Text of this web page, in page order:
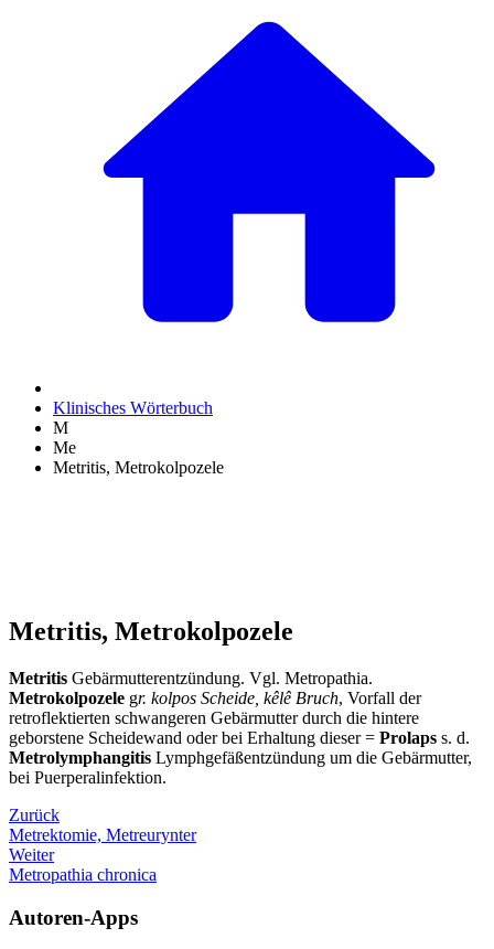
Klinisches Wörterbuch
M
Me
Metritis, Metrokolpozele
Metritis, Metrokolpozele
Metritis Gebärmutterentzündung. Vgl. Metropathia.
Metrokolpozele gr. kolpos Scheide, kêlê Bruch, Vorfall der
retroflektierten schwangeren Gebärmutter durch die hintere
geborstene Scheidewand oder bei Erhaltung dieser = Prolaps s. d.
Metrolymphangitis Lymphgefäßentzündung um die Gebärmutter,
bei Puerperalinfektion.
Zurück
Metrektomie, Metreurynter
Weiter
Metropathia chronica
Autoren-Apps